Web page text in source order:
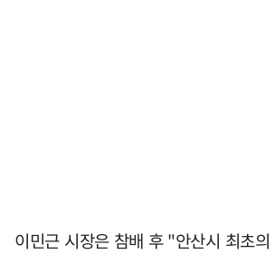
이민근 시장은 참배 후 "안산시 최초